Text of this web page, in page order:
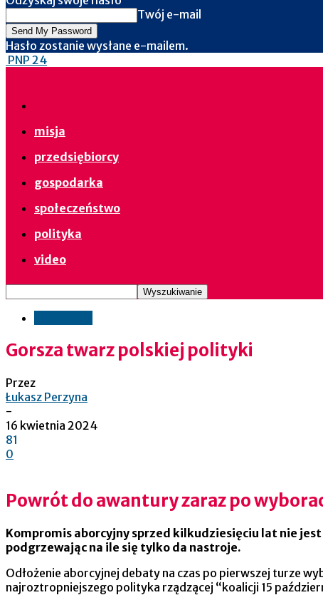
Twój e-mail
Hasło zostanie wysłane e-mailem.
PNP 24
misja
przedsiębiorcy
gospodarka
społeczeństwo
polityka
video
Gorsza twarz polskiej polityki
Przez
Łukasz Perzyna
-
16 kwietnia 2024
81
0
Powrót do awantury zaraz po
Kompromis aborcyjny sprzed kilkudziesięciu lat nie
podgrzewając na ile się tylko da nastroje.
Odłożenie aborcyjnej debaty na czas po pierwszej turze
najroztropniejszego polityka rządzącej “koalicji 15